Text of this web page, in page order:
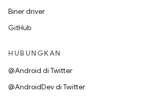
Biner driver
GitHub
HUBUNGKAN
@Android di Twitter
@AndroidDev di Twitter